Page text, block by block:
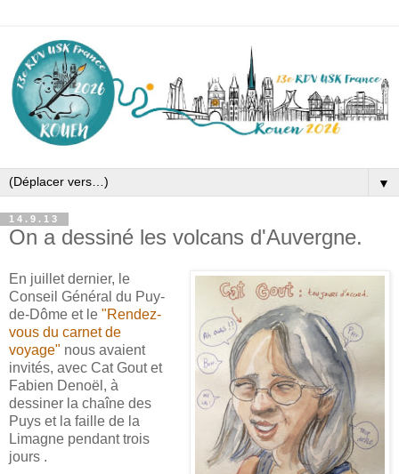
▼
14.9.13
On a dessiné les volcans d'Auvergne.
En juillet dernier, le
Conseil Général du Puy-
de-Dôme et le "Rendez-
vous du carnet de
voyage" nous avaient
invités, avec Cat Gout et
Fabien Denoël, à
dessiner la chaîne des
Puys et la faille de la
Limagne pendant trois
jours .